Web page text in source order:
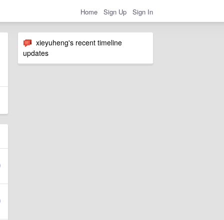
Home Sign Up Sign In
xieyuheng's recent timeline
updates